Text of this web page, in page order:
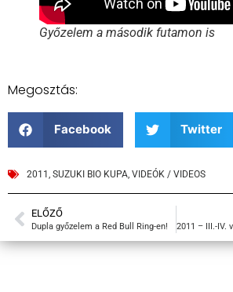
Győzelem a második futamon is
Megosztás:
Facebook Twitter
2011 SUZUKI BIO KUPA VIDEÓK / VIDEOS
ELŐZŐ
Dupla győzelem a Red Bull Ring-en!